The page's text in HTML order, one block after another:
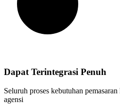
Dapat Terintegrasi Penuh
Seluruh proses kebutuhan
agensi